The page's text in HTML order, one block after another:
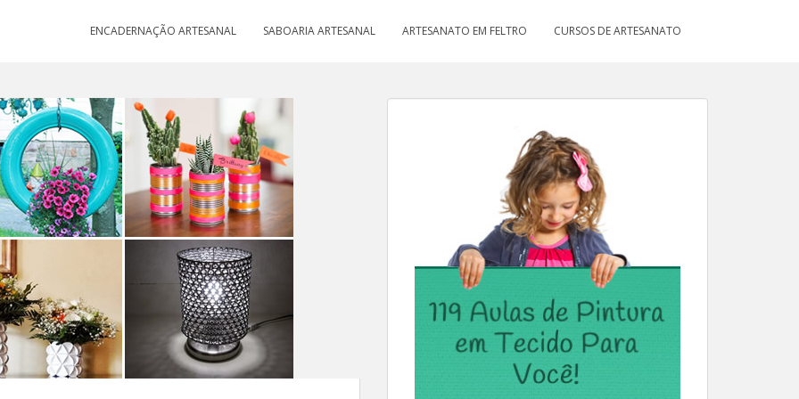
ENCADERNAÇÃO ARTESANAL SABOARIA ARTESANAL ARTESANATO EM FELTRO CURSOS DE ARTESANATO